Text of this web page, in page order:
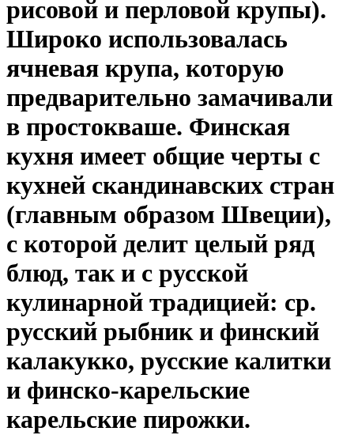
рисовой и перловой крупы).
Широко использовалась
ячневая крупа, которую
предварительно замачивали
в простокваше. Финская
кухня имеет общие черты с
кухней скандинавских стран
(главным образом Швеции),
с которой делит целый ряд
блюд, так и с русской
кулинарной традицией: ср.
русский рыбник и финский
калакукко, русские калитки
и финско-карельские
карельские пирожки.